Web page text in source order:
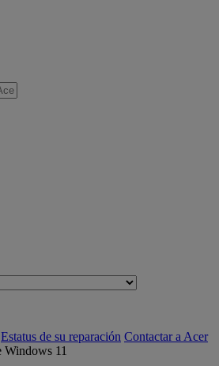
Estatus de su reparación Contactar a Acer